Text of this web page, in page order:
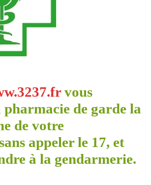
vous
pharmacie de garde la
de votre
appeler le 17, et
à la gendarmerie.